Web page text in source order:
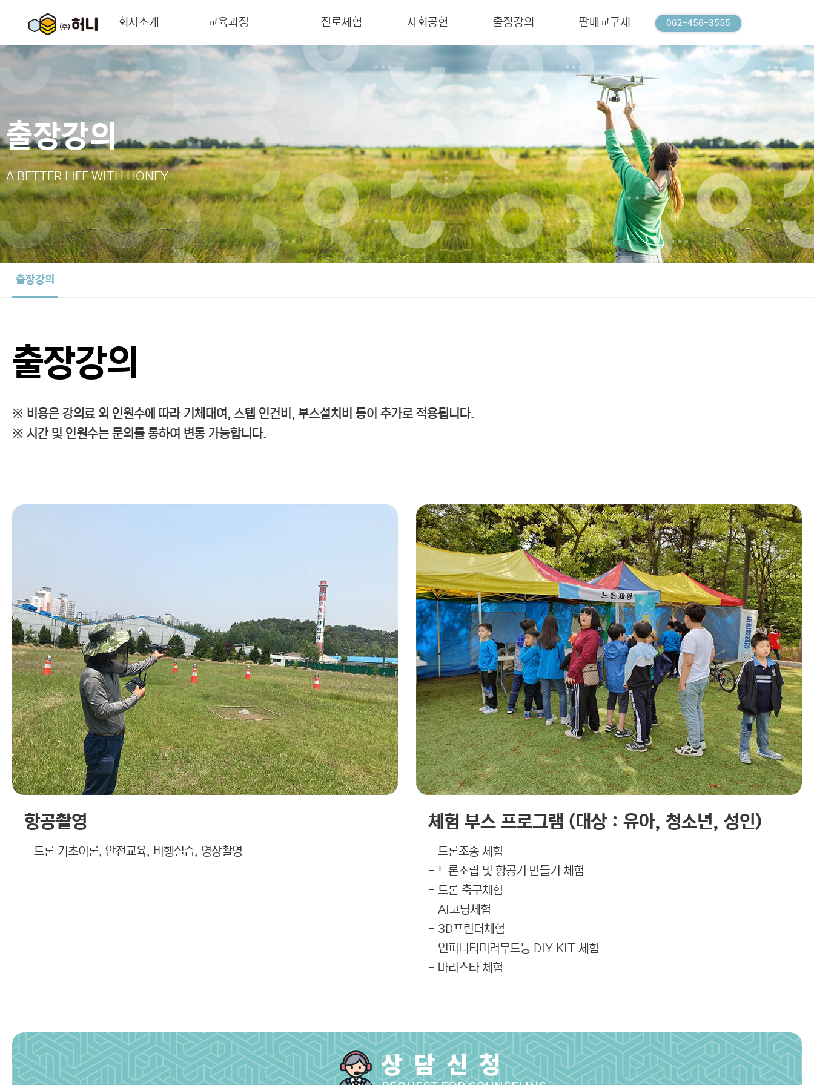
회사소개
소개말
오시는 길
교육과정 진로체험
진로체험
사회공헌
사회공헌
출장강의
출장강의
판매교구재
판매교구재
커뮤니티
공지사항
자료실
062-456-3555
출장강의
A BETTER LIFE WITH HONEY
출장강의
출장강의
※ 비용은 강의료 외 인원수에 따라 기체대여, 스텝 인건비, 부스설치비 등이 추가로 적용됩니다.
※ 시간 및 인원수는 문의를 통하여 변동 가능합니다.
항공촬영
- 드론 기초이론, 안전교육, 비행실습, 영상촬영
체험 부스 프로그램 (대상 : 유아, 청소년, 성인)
- 드론조종 체험
- 드론조립 및 항공기 만들기 체험
- 드론 축구체험
- AI코딩체험
- 3D프린터체험
- 인피니티미러무드등 DIY KIT 체험
- 바리스타 체험